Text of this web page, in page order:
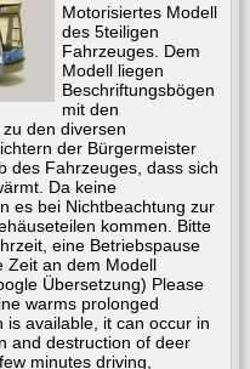
Motorisiertes Modell
des 5teiligen
Fahrzeuges. Dem
Modell liegen
Beschriftungsbögen
mit den
den diversen
der Bürgermeister
des Fahrzeuges, dass sich
Da keine
es bei Nichtbeachtung zur
kommen. Bitte
eine Betriebspause
Zeit an dem Modell
Übersetzung) Please
warms prolonged
is available, it can occur in
and destruction of deer
minutes driving,